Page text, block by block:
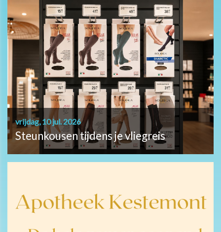
vrijdag, 10 jul. 2026
Steunkousen tijdens je vliegreis